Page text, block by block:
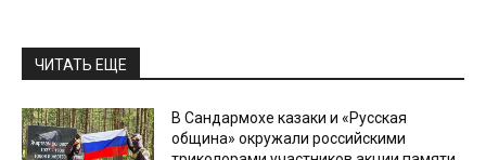
ЧИТАТЬ ЕЩЕ
В Сандармохе казаки и «Русская
община» окружали российскими